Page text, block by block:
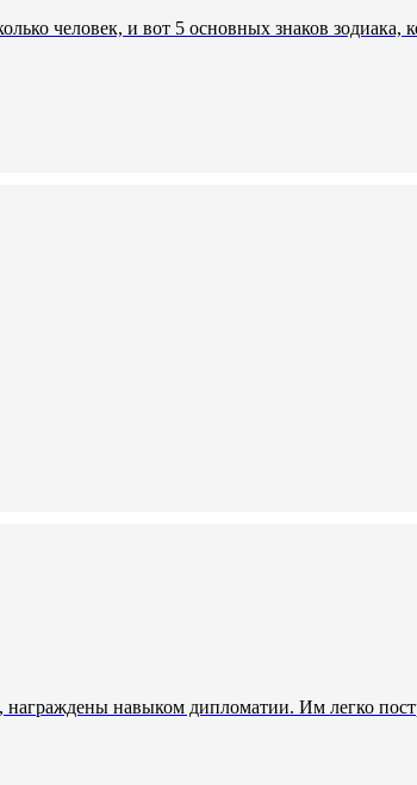
человек, и вот 5 основных знаков
навыком дипломатии. Им легко